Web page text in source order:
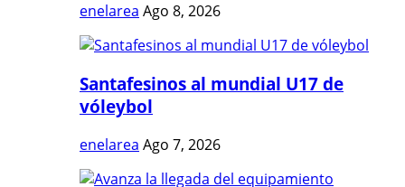
enelarea Ago 8, 2026
Santafesinos al mundial U17 de
vóleybol
enelarea Ago 7, 2026